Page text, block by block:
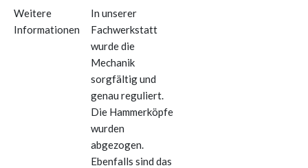
Weitere
Informationen
In unserer
Fachwerkstatt
wurde die
Mechanik
sorgfältig und
genau reguliert.
Die Hammerköpfe
wurden
abgezogen.
Ebenfalls sind das